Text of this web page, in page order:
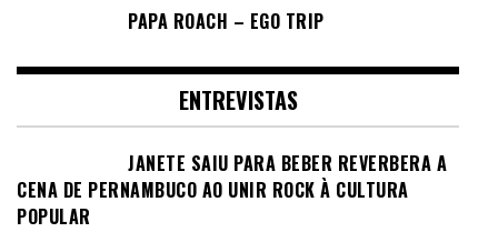
PAPA ROACH – EGO TRIP
ENTREVISTAS
JANETE SAIU PARA BEBER REVERBERA A
CENA DE PERNAMBUCO AO UNIR ROCK À CULTURA
POPULAR